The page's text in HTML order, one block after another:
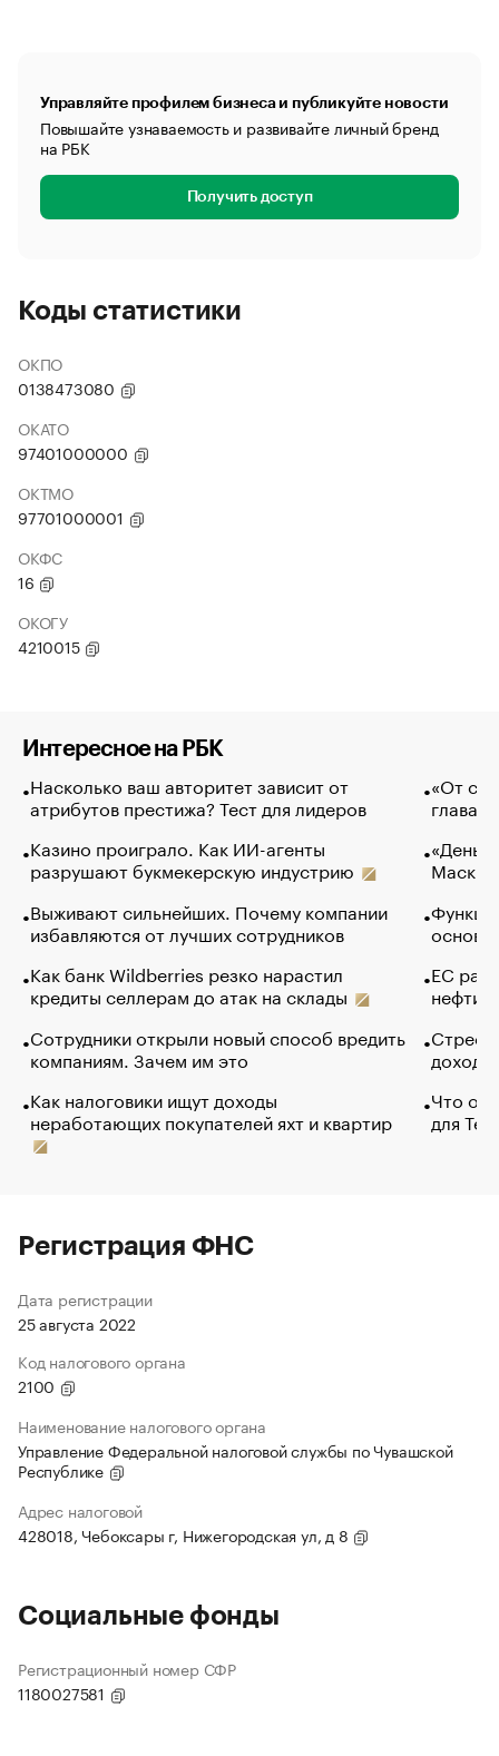
Управляйте профилем бизнеса и публикуйте новости
Повышайте узнаваемость и развивайте личный бренд
на РБК
Получить доступ
Коды статистики
ОКПО
0138473080
ОКАТО
97401000000
ОКТМО
97701000001
ОКФС
16
ОКОГУ
4210015
Интересное на РБК
Насколько ваш авторитет зависит от
атрибутов престижа? Тест для лидеров
Казино проиграло. Как ИИ-агенты
разрушают букмекерскую индустрию
Выживают сильнейших. Почему компании
избавляются от лучших сотрудников
Как банк Wildberries резко нарастил
кредиты селлерам до атак на склады
Сотрудники открыли новый способ вредить
компаниям. Зачем им это
Как налоговики ищут доходы
неработающих покупателей яхт и квартир
«От
глава
Маск в
основ
ЕС
нефти
Что
для
Регистрация ФНС
Дата регистрации
25 августа 2022
Код налогового органа
2100
Наименование налогового органа
Управление Федеральной налоговой службы по Чувашской
Республике
Адрес налоговой
428018, Чебоксары г, Нижегородская ул, д 8
Социальные фонды
Регистрационный номер СФР
1180027581